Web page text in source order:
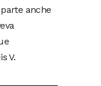
anche
V.